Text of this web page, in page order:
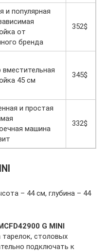
и популярная
от
бренда
352$
вместительная
45 см
345$
и простая
машина
332$
– 44 см, глубина – 44
G MINI
тарелок, столовых
подключать к